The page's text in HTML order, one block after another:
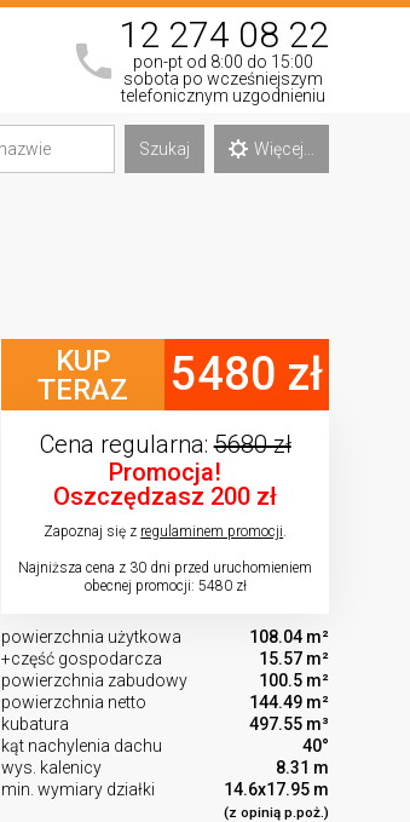
12 274 08 22
pon-pt od 8:00 do 15:00
sobota po wcześniejszym
telefonicznym uzgodnieniu
Szukaj Więcej...
KUP
TERAZ
5480 zł
Cena regularna:5680 zł
Promocja!
Oszczędzasz 200 zł
Zapoznaj się z regulaminem promocji.
Najniższa cena z 30 dni przed uruchomieniem
obecnej promocji: 5480 zł
powierzchnia użytkowa
108.04 m²
+część gospodarcza
15.57 m²
powierzchnia zabudowy
100.5 m²
powierzchnia netto
144.49 m²
kubatura
497.55 m³
kąt nachylenia dachu
40°
wys. kalenicy
8.31 m
min. wymiary działki
14.6x17.95 m
(z opinią p.poż.)